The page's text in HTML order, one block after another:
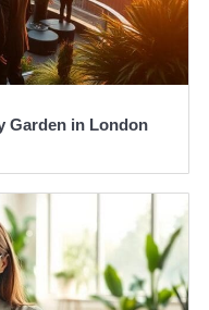
Garden in London